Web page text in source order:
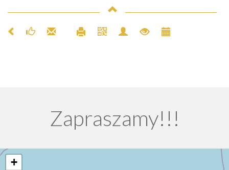
Zapraszamy!!!
+